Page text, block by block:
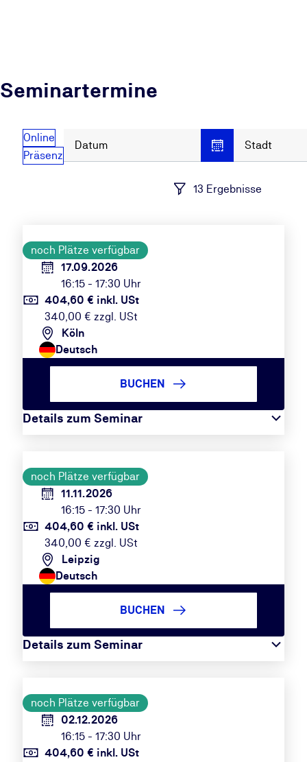
Seminartermine
Online
Präsenz
Datum Stadt
13 Ergebnisse
noch Plätze verfügbar
17.09.2026
16:15 - 17:30 Uhr
404,60 € inkl. USt
340,00 € zzgl. USt
Köln
Deutsch
Details zum Seminar
BUCHEN
noch Plätze verfügbar
11.11.2026
16:15 - 17:30 Uhr
404,60 € inkl. USt
340,00 € zzgl. USt
Leipzig
Deutsch
Details zum Seminar
BUCHEN
noch Plätze verfügbar
02.12.2026
16:15 - 17:30 Uhr
404,60 € inkl. USt